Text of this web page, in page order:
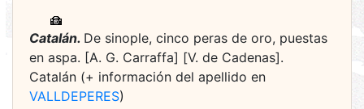
Catalán. De sinople, cinco peras de oro, puestas
en aspa. [A. G. Carraffa] [V. de Cadenas].
Catalán (+ información del apellido en
VALLDEPERES)